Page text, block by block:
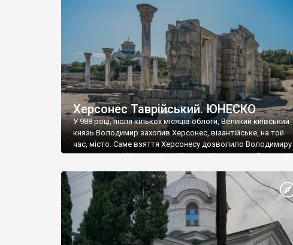
візантійської доби. Раритети викрадені з фондів об’єкту
культурної спадщини ЮНЕСКО «Херсонеса Таврійського».
Офіційно – на виставку «Золото Візантії», але експерти та
влада в Україні вважають це лише […]
Херсонес Таврійський. ЮНЕСКО
У 988 році, після кількох місяців облоги, Великий київський
князь Володимир захопив Херсонес, візантійське, на той
час, місто. Саме взяття Херсонесу дозволило Володимиру
диктувати свої умови візантійському імператору Василю ІІ,
Херсонесі Володимир-язичник, став Василем-
християнином. А потім було Хрещення Русі. На честь
Херсонесу Таврійського названо місто […]